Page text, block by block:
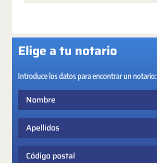
Elige a tu notario
Introduce los datos para encontrar un notario:
Apellidos
Código postal